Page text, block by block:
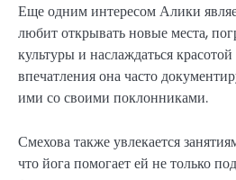
Еще одним интересом Алики
любит открывать новые места,
культуры и наслаждаться
впечатления она часто
ими со своими поклонниками.
Смехова также увлекается
что йога помогает ей не только